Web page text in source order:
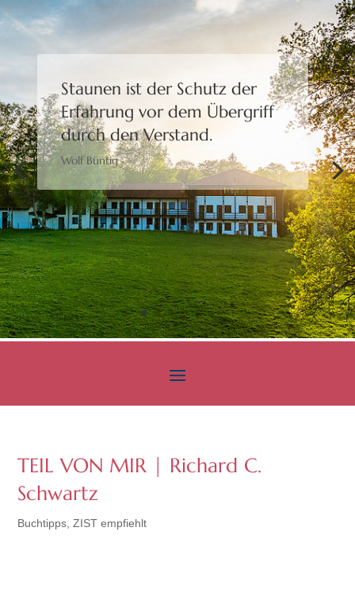
Staunen ist der Schutz der
Erfahrung vor dem Übergriff
durch den Verstand.
Wolf Büntig
Bewusstheit gibt uns die
Freiheit,eine Wahl zu treffen.
Moshé Feldenkrais
TEIL VON MIR | Richard C.
Schwartz
Buchtipps ,ZIST empfiehlt